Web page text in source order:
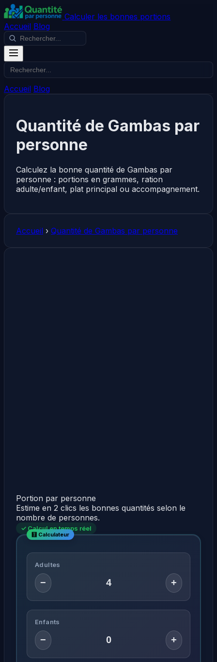
Calculer les bonnes portions
Accueil Blog
Accueil Blog
Quantité de Gambas par
personne
Calculez la bonne quantité de Gambas par
personne : portions en grammes, ration
adulte/enfant, plat principal ou accompagnement.
Accueil › Quantité de Gambas par personne
Portion par personne
Estime en 2 clics les bonnes quantités selon le
nombre de personnes.
✓ Calcul en temps réel
Adultes
− +
Enfants
− +